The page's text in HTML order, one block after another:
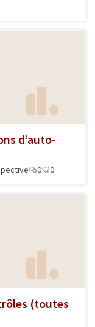
d’auto-
0 0
(toutes